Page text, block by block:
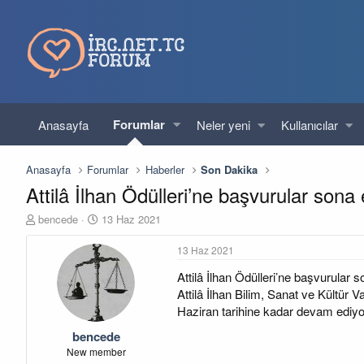
Anasayfa Forumlar Neler yeni Kullanıcılar
Anasayfa Forumlar Haberler Son Dakika
Attilâ İlhan Ödülleri’ne başvurular sona
K
bencede
B
ş
l
a
n
g
ı
ç
t
13 Haz 2021
bencede
New member
13 Haz 2021
Attilâ İlhan Ödülleri’ne başvurular
Attilâ İlhan Bilim, Sanat ve Kültür
Haziran tarihine kadar devam